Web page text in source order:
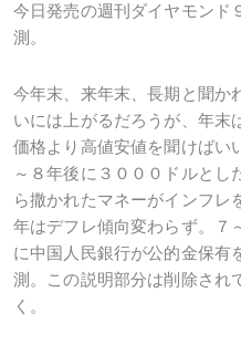
今日発売の週刊ダイヤモンド
測。
今年末、来年末、長期と聞か
いには上がるだろうが、年末
価格より高値安値を聞けばい
～８年後に３０００ドルとし
ら撒かれたマネーがインフレ
年はデフレ傾向変わらず。７
に中国人民銀行が公的金保有
測。この説明部分は削除され
く。